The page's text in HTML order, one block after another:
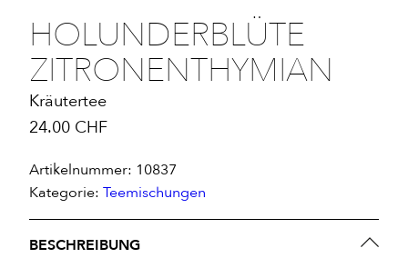
HOLUNDERBLÜTE
ZITRONENTHYMIAN
Kräutertee
24.00 CHF
Artikelnummer: 10837
Kategorie: Tee­mischungen
BESCHREIBUNG